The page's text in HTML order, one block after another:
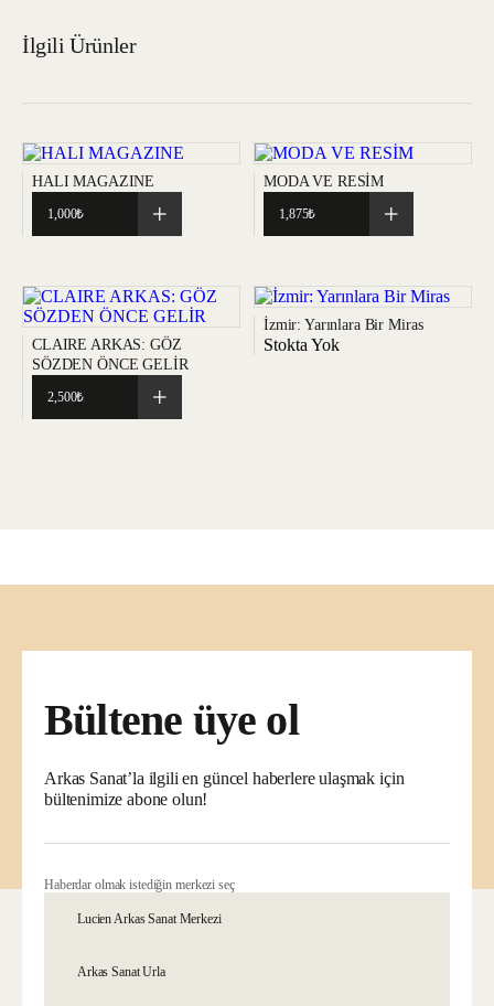
İlgili Ürünler
HALI MAGAZINE
1,000₺
MODA VE RESİM
1,875₺
CLAIRE ARKAS: GÖZ
SÖZDEN ÖNCE GELİR
2,500₺
İzmir: Yarınlara Bir Miras
Stokta Yok
Bültene üye ol
Arkas Sanat’la ilgili en güncel haberlere ulaşmak için
bültenimize abone olun!
Haberdar olmak istediğin merkezi seç
Lucien Arkas Sanat Merkezi
Arkas Sanat Urla